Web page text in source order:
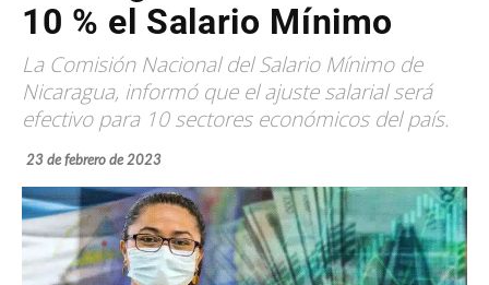
10 % el Salario Mínimo
La Comisión Nacional del Salario Mínimo de
Nicaragua, informó que el ajuste salarial será
efectivo para 10 sectores económicos del país.
23 de febrero de 2023